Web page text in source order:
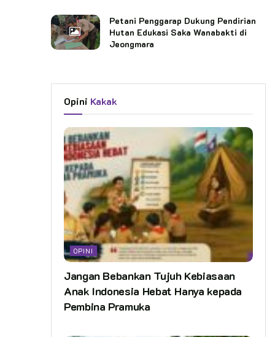
Petani Penggarap Dukung Pendirian
Hutan Edukasi Saka Wanabakti di
Jeongmara
Opini Kakak
OPINI
Jangan Bebankan Tujuh Kebiasaan
Anak Indonesia Hebat Hanya kepada
Pembina Pramuka